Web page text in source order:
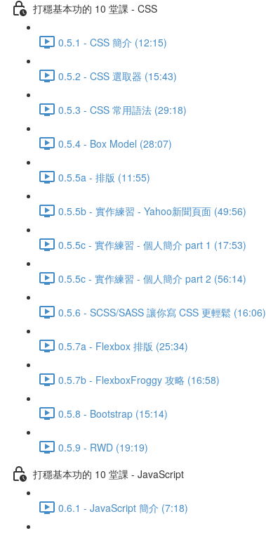
打穩基本功的 10 堂課 - CSS
0.5.1 - CSS 簡介 (12:15)
0.5.2 - CSS 選取器 (15:43)
0.5.3 - CSS 常用語法 (29:18)
0.5.4 - Box Model (28:07)
0.5.5a - 排版 (11:55)
0.5.5b - 實作練習 - Yahoo新聞頁面 (49:56)
0.5.5c - 實作練習 - 個人簡介 part 1 (17:53)
0.5.5c - 實作練習 - 個人簡介 part 2 (56:14)
0.5.6 - SCSS/SASS 讓你寫 CSS 更輕鬆 (16:06)
0.5.7a - Flexbox 排版 (25:34)
0.5.7b - FlexboxFroggy 攻略 (16:58)
0.5.8 - Bootstrap (15:14)
0.5.9 - RWD (19:19)
打穩基本功的 10 堂課 - JavaScript
0.6.1 - JavaScript 簡介 (7:18)